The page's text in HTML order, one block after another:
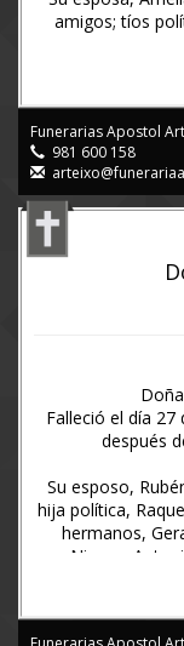
amigos; tíos
Ruegan una
agradecen la
oficiará hoy
tarde en la
siendo a
al cementerio
La salida del
Tanatorio
Funerarias Apostol
981 600 158
Falleció el día 27
después
Su esposo,
hija política,
hermanos,
Nieves,
políticos, ;
Ruegan una
agradecen la